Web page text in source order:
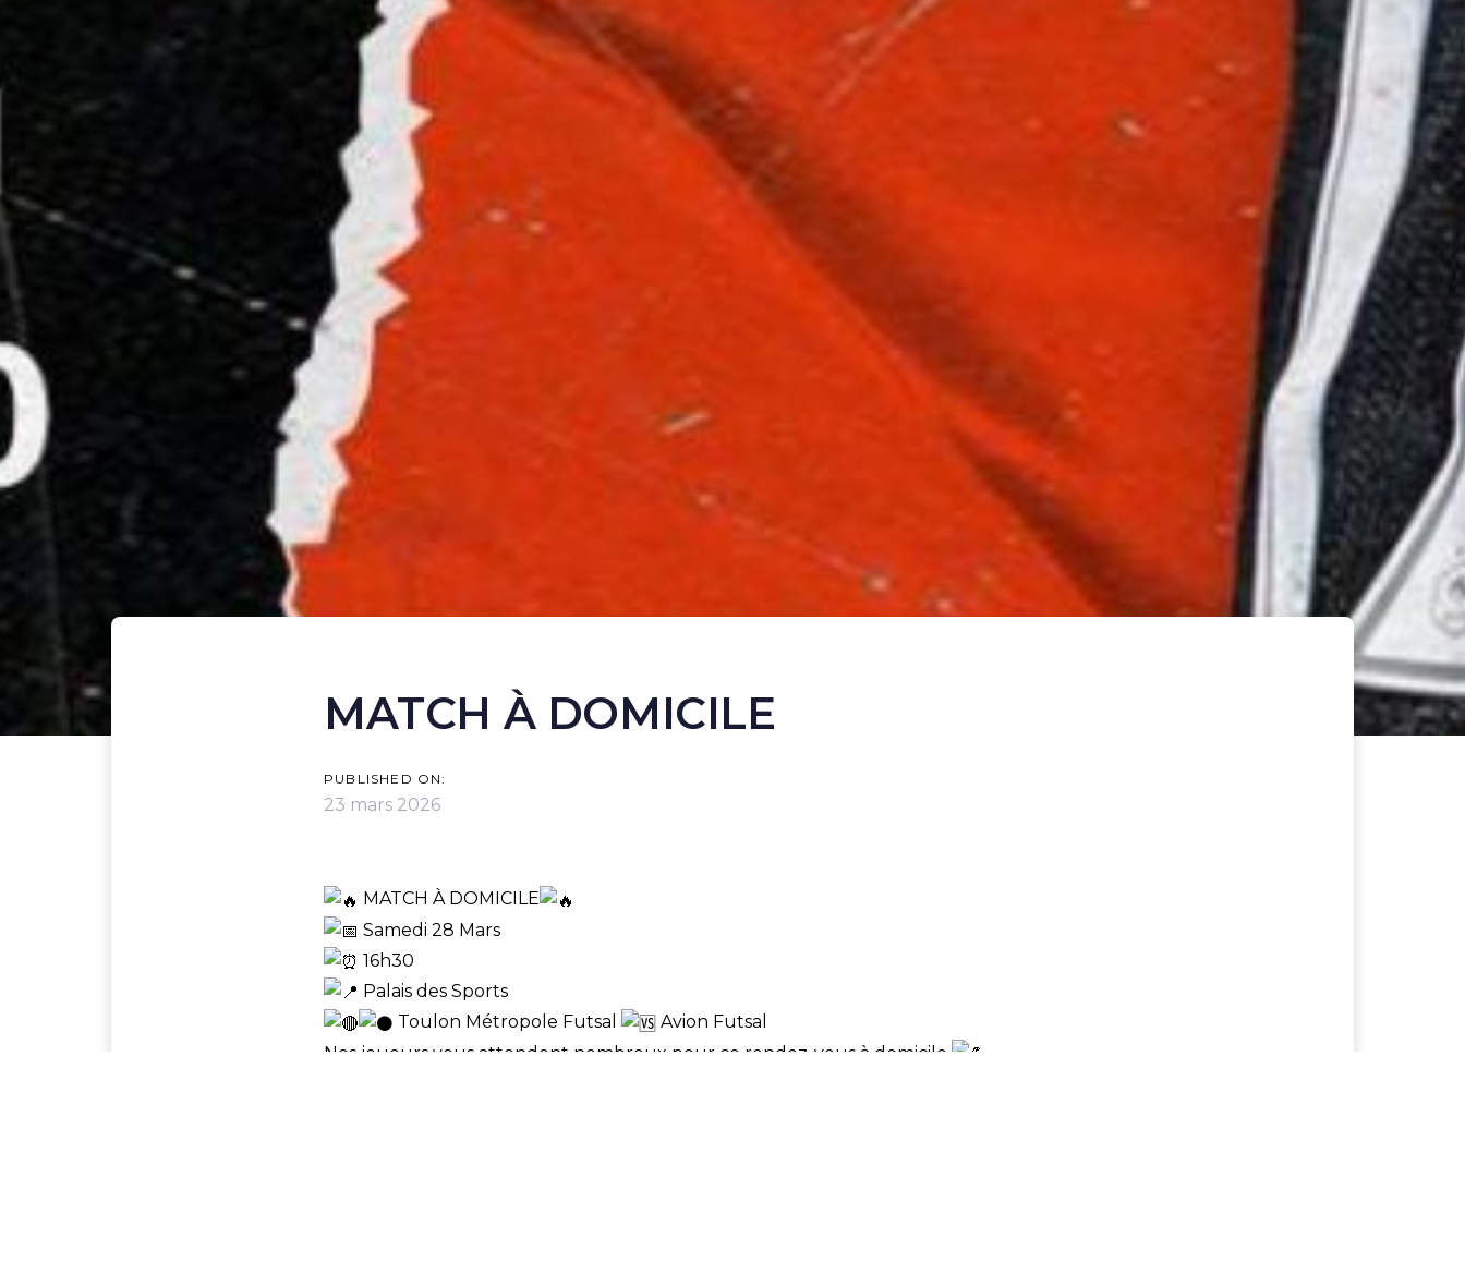
MATCH À DOMICILE
PUBLISHED ON:
23 mars 2026
MATCH À DOMICILE
Samedi 28 Mars
16h30
Palais des Sports
Toulon Métropole Futsal
Avion Futsal
Nos joueurs vous attendent nombreux pour ce rendez-vous à domicile
NAVIGATION